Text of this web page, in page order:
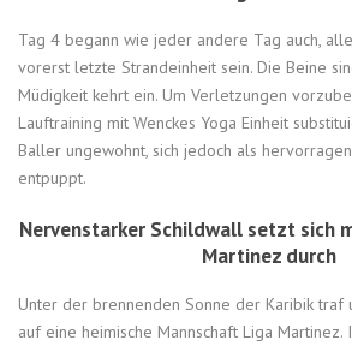
Tag 4 begann wie jeder andere Tag auch,
vorerst letzte Strandeinheit sein. Die Beine
Müdigkeit kehrt ein. Um Verletzungen
Lauftraining mit Wenckes Yoga Einheit
Baller ungewohnt, sich jedoch als
entpuppt.
Nervenstarker Schildwall setzt sich
Martinez durch
Unter der brennenden Sonne der Karibik traf
auf eine heimische Mannschaft Liga Martinez.